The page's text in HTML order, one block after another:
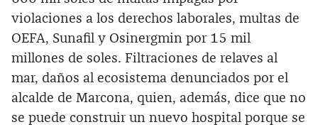
violaciones a los derechos laborales, multas de
OEFA, Sunafil y Osinergmin por 15 mil
millones de soles. Filtraciones de relaves al
mar, daños al ecosistema denunciados por el
alcalde de Marcona, quien, además, dice que no
se puede construir un nuevo hospital porque se